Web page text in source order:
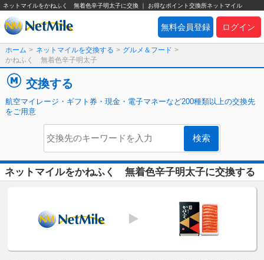
ネットマイルをかねふく 無着色辛子明太子に交換 ｜ お得なポイント交換所ネットマイル
ログイン
無料会員登録
ホーム > ネットマイルを交換する > グルメ＆フード >
かねふく 無着色辛子明太子
交換する
航空マイレージ・ギフト券・現金・電子マネーなど200種類以上の交換先
をご用意
ネットマイルをかねふく 無着色辛子明太子に交換する